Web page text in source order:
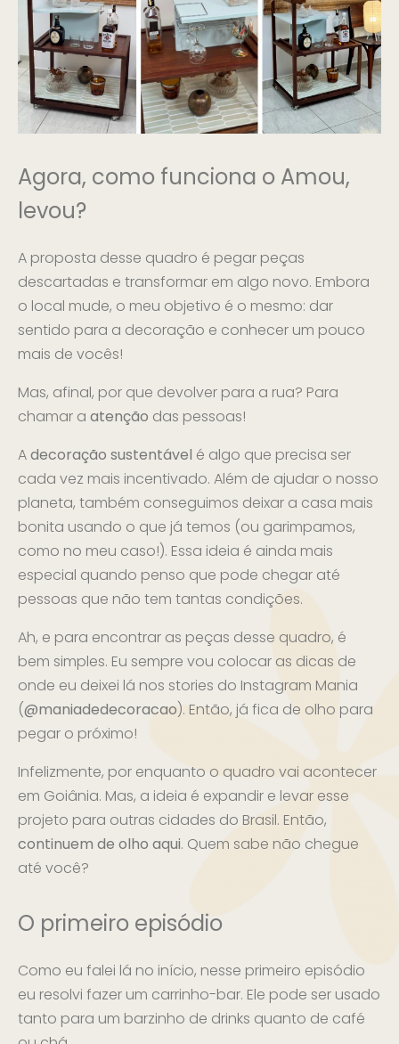
Agora, como funciona o Amou,
levou?
A proposta desse quadro é pegar peças
descartadas e transformar em algo novo. Embora
o local mude, o meu objetivo é o mesmo: dar
sentido para a decoração e conhecer um pouco
mais de vocês!
Mas, afinal, por que devolver para a rua? Para
chamar a atenção das pessoas!
Adecoração sustentável é algo que precisa ser
cada vez mais incentivado. Além de ajudar o nosso
planeta, também conseguimos deixar a casa mais
bonita usando o que já temos (ou garimpamos,
como no meu caso!). Essa ideia é ainda mais
especial quando penso que pode chegar até
pessoas que não tem tantas condições.
Ah, e para encontrar as peças desse quadro, é
bem simples. Eu sempre vou colocar as dicas de
onde eu deixei lá nos stories do Instagram Mania
(@maniadedecoracao). Então, já fica de olho para
pegar o próximo!
Infelizmente, por enquanto o quadro vai acontecer
em Goiânia. Mas, a ideia é expandir e levar esse
projeto para outras cidades do Brasil. Então,
continuem de olho aqui. Quem sabe não chegue
até você?
O primeiro episódio
Como eu falei lá no início, nesse primeiro episódio
eu resolvi fazer um carrinho-bar. Ele pode ser usado
tanto para um barzinho de drinks quanto de café